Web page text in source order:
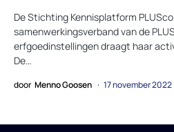
De Stichting Kennisplatform
samenwerkingsverband van de
erfgoedinstellingen draagt haar
De…
door Menno Goosen 17 november 2022